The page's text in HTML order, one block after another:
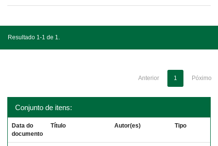
Resultado 1-1 de 1.
Anterior 1 Póximo
Conjunto de itens:
Data do
documento
Título Autor(es) Tipo